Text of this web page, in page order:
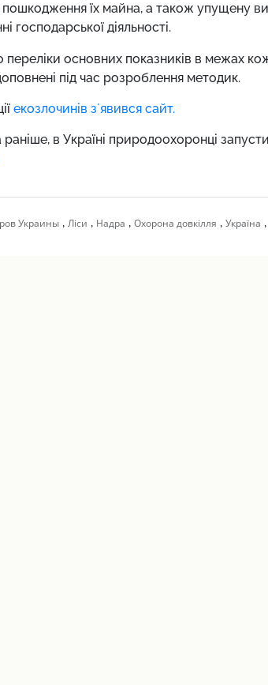
їх майна, а також упущену
господарської діяльності.
переліки основних показників в межах
під час розроблення методик.
екозлочинів зʼявився сайт.
раніше, в Україні природоохоронці
Украины, Ліси , Надра , Охорона довкілля , Україна ,